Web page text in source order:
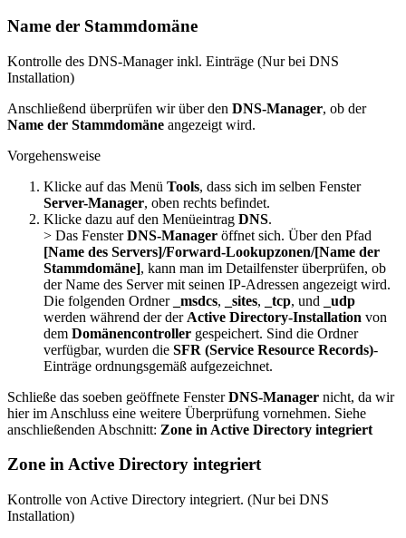
Name der Stammdomäne
Kontrolle des DNS-Manager inkl. Einträge (Nur bei DNS
Installation)
Anschließend überprüfen wir über den DNS-Manager, ob der
Name der Stammdomäne angezeigt wird.
Vorgehensweise
Klicke auf das Menü Tools, dass sich im selben Fenster
Server-Manager, oben rechts befindet.
Klicke dazu auf den Menüeintrag DNS.
> Das FensterDNS-Manager öffnet sich. Über den Pfad
[Name des Servers]/Forward-Lookupzonen/[Name der
Stammdomäne], kann man im Detailfenster überprüfen, ob
der Name des Server mit seinen IP-Adressen angezeigt wird.
Die folgenden Ordner
_msdcs, _sites, _tcp, und
_udp
werden während der der Active Directory-Installation von
dem Domänencontroller gespeichert. Sind die Ordner
verfügbar, wurden die SFR (Service Resource Records)-
Einträge ordnungsgemäß aufgezeichnet.
Schließe das soeben geöffnete FensterDNS-Manager nicht, da wir
hier im Anschluss eine weitere Überprüfung vornehmen. Siehe
anschließenden Abschnitt: Zone in Active Directory integriert
Zone in Active Directory integriert
Kontrolle von Active Directory integriert. (Nur bei DNS
Installation)